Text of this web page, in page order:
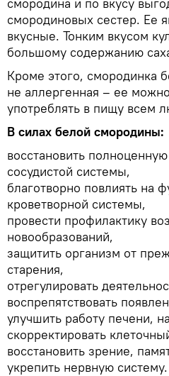
смородиновых сестер. Ее
вкусные. Тонким вкусом
большому содержанию
Кроме этого, смородинка
не аллергенная – ее
употреблять в пищу всем
В силах белой смородины:
восстановить
сосудистой системы,
благотворно повлиять на
кроветворной системы,
провести профилактику
новообразований,
защитить организм от
старения,
отрегулировать
воспрепятствовать
улучшить работу печени,
скорректировать
восстановить зрение,
укрепить нервную систему.